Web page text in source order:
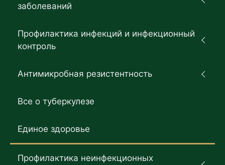
заболеваний
Профилактика инфекций и инфекционный
контроль
Антимикробная резистентность
Все о туберкулезе
Единое здоровье
Профилактика неинфекционных